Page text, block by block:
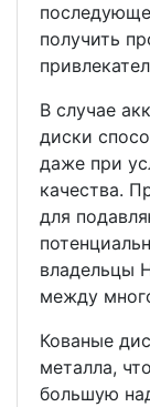
получить
В случае
диски
даже при
качества.
для
владельцы
между
Кованые
металла,
большую